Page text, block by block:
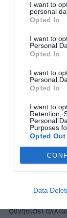
I want to
personal
Opted In
I want to
Personal
Opted In
I want to
Personal
Opted In
I want to
Retention,
Personal
Purposes
Opted Out
Data
Δεν μπόρεσε
από την
κάποια στιγμή
Μαρσέλο
Αν θέλει
παίκτη να
ακόμα) σε ένα
ιδού το
Ο Μπρόζοβιτς
Γερμανίας.
συνηθίσει